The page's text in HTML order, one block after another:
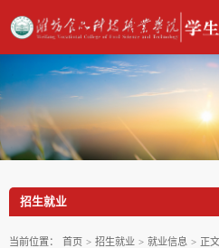
招生就业
当前位置： 首页 > 招生就业 > 就业信息 > 正文